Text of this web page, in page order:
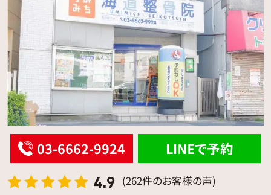
4.9 (262件のお客様の声)
03-6662-9924 LINEで予約